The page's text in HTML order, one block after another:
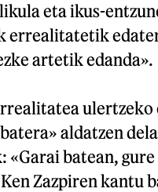
eta ikus-
artetik edanda».
ulertzeko
aldatzen
«Garai batean,
Zazpiren kantu